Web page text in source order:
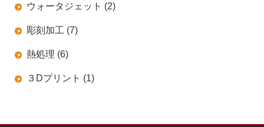
ウォータジェット (2)
彫刻加工 (7)
熱処理 (6)
３Dプリント (1)